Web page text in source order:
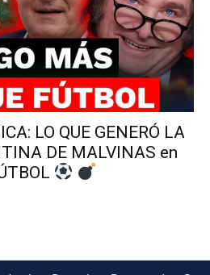
LO QUE GENERÓ LA
DE MALVINAS en